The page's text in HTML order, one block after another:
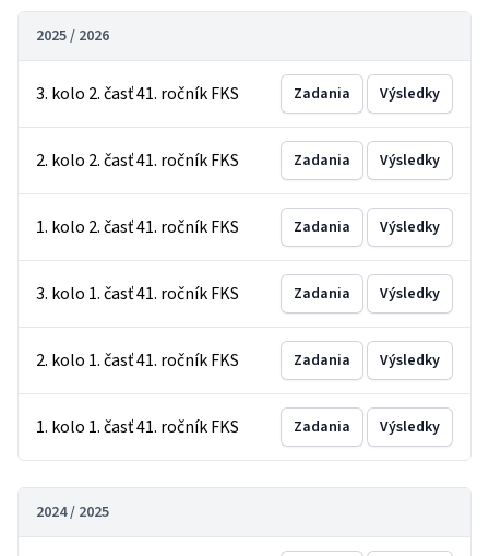
2025 / 2026
3. kolo 2. časť 41. ročník FKS Zadania Výsledky
2. kolo 2. časť 41. ročník FKS Zadania Výsledky
1. kolo 2. časť 41. ročník FKS Zadania Výsledky
3. kolo 1. časť 41. ročník FKS Zadania Výsledky
2. kolo 1. časť 41. ročník FKS Zadania Výsledky
1. kolo 1. časť 41. ročník FKS Zadania Výsledky
2024 / 2025